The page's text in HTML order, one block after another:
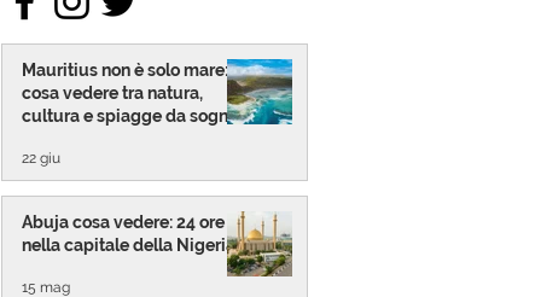
Mauritius non è solo mare:
cosa vedere tra natura,
cultura e spiagge da sogno
22 giu
Abuja cosa vedere: 24 ore
nella capitale della Nigeria
15 mag